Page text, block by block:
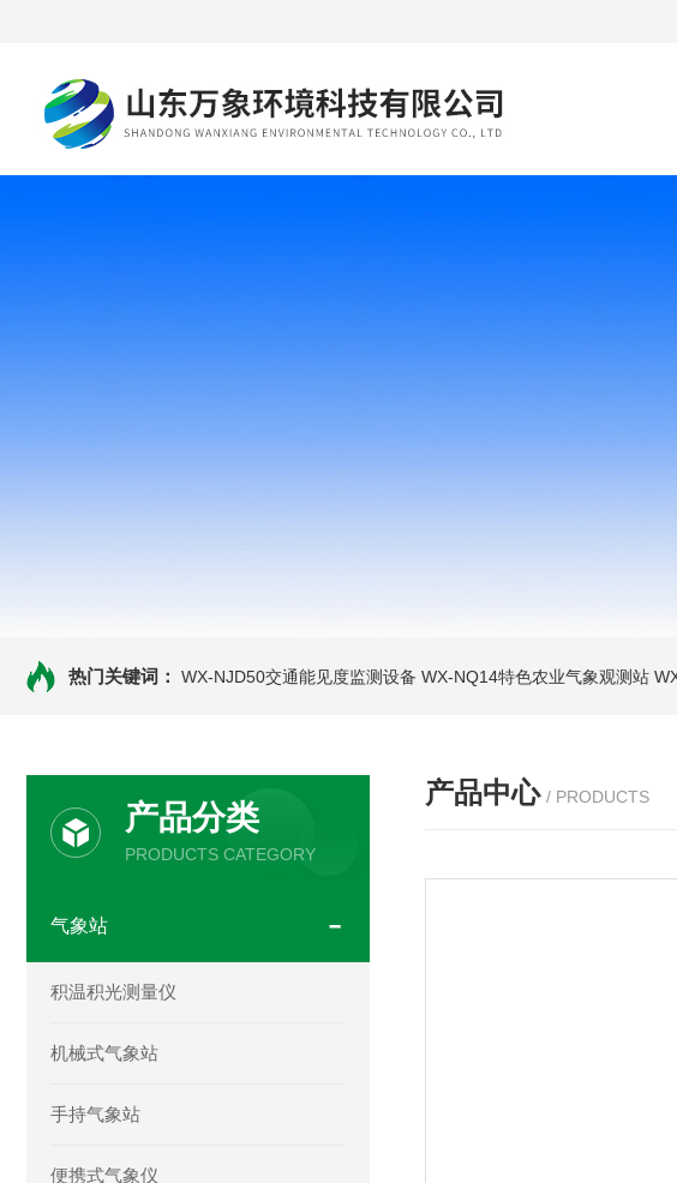
热门关键词： WX-NJD50交通能见度监测设备 WX-NQ14特色农业气象观测站
产品分类
PRODUCTS CATEGORY
气象站
积温积光测量仪
机械式气象站
手持气象站
便携式气象仪
产品中心 / PRODUCTS